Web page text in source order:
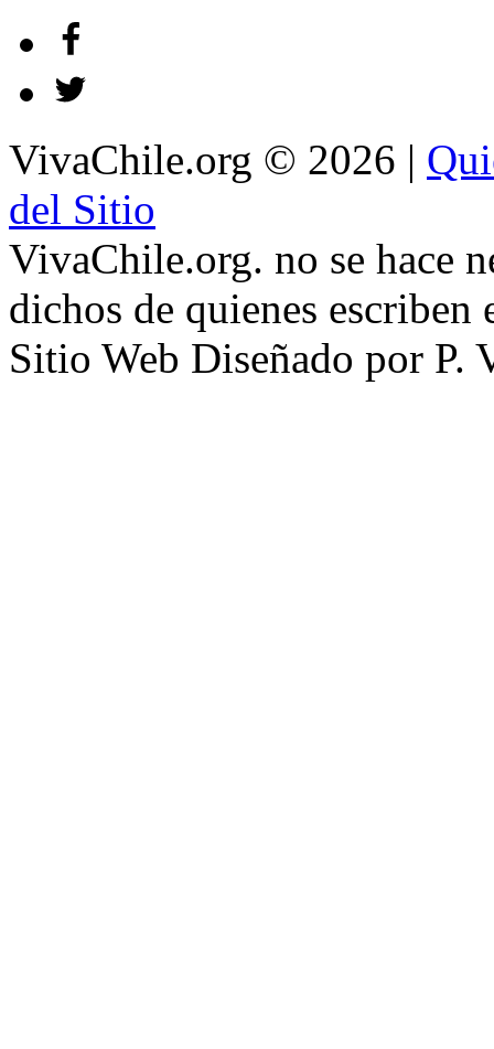
VivaChile.org © 2026 |
del Sitio
VivaChile.org. no se hace
dichos de quienes escriben
Sitio Web Diseñado por